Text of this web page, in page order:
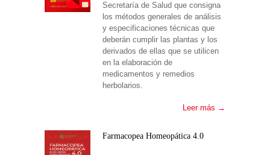
Secretaría de Salud que consigna
los métodos generales de análisis
y especificaciones técnicas que
deberán cumplir las plantas y los
derivados de ellas que se utilicen
en la elaboración de
medicamentos y remedios
herbolarios.
Leer más →
Farmacopea Homeopática 4.0